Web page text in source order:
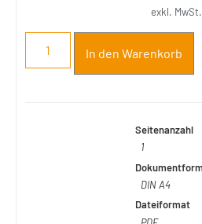
exkl. MwSt.
In den Warenkorb
Seitenanzahl
1
DIN A4
Dateiformat